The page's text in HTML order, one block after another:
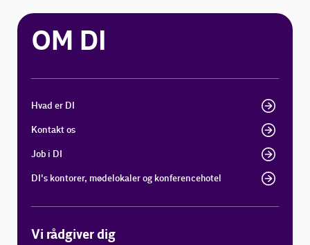
OM DI
Hvad er DI
Kontakt os
Job i DI
DI's kontorer, mødelokaler og konferencehotel
Vi rådgiver dig